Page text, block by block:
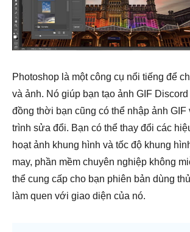
Bước 4.
Photoshop là một công cụ nổi tiếng để
và ảnh. Nó giúp bạn tạo ảnh GIF
đồng thời bạn cũng có thể nhập ảnh GIF
trình sửa đổi. Bạn có thể thay đổi các
hoạt ảnh khung hình và tốc độ khung
may, phần mềm chuyên nghiệp không
thể cung cấp cho bạn phiên bản dùng
làm quen với giao diện của nó.